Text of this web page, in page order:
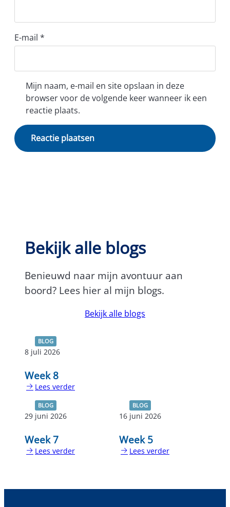
E-mail *
Mijn naam, e-mail en site opslaan in deze
browser voor de volgende keer wanneer ik een
reactie plaats.
Bekijk alle blogs
Benieuwd naar mijn avontuur aan
boord? Lees hier al mijn blogs.
Bekijk alle blogs
BLOG
8 juli 2026
Week 8
Lees verder
Week
8
BLOG
29 juni 2026
Week 7
Lees verder
BLOG
16 juni 2026
Week 5
Lees verder